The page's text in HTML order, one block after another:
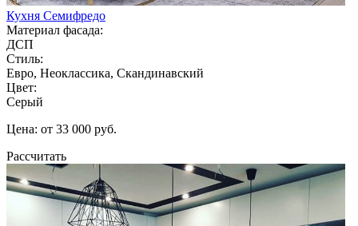
Кухня Семифредо
Материал фасада:
ДСП
Стиль:
Евро, Неоклассика, Скандинавский
Цвет:
Серый
Цена: от 33 000 руб.
Рассчитать